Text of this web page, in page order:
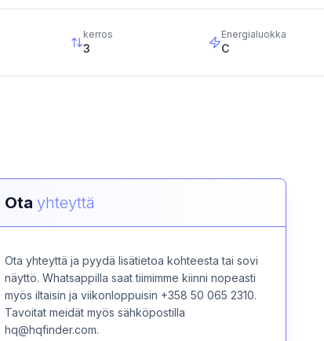
kerros
3
Energialuokka
C
Ota yhteyttä
Ota yhteyttä ja pyydä lisätietoa kohteesta tai sovi
näyttö. Whatsappilla saat tiimimme kiinni nopeasti
myös iltaisin ja viikonloppuisin +358 50 065 2310.
Tavoitat meidät myös sähköpostilla
hq@hqfinder.com.